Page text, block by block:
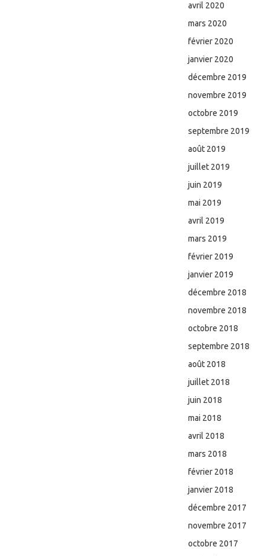
avril 2020
mars 2020
février 2020
janvier 2020
décembre 2019
novembre 2019
octobre 2019
septembre 2019
août 2019
juillet 2019
juin 2019
mai 2019
avril 2019
mars 2019
février 2019
janvier 2019
décembre 2018
novembre 2018
octobre 2018
septembre 2018
août 2018
juillet 2018
juin 2018
mai 2018
avril 2018
mars 2018
février 2018
janvier 2018
décembre 2017
novembre 2017
octobre 2017